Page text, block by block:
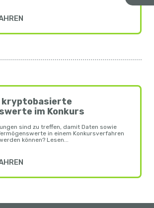
kryptobasierte
im Konkurs
sind zu treffen, damit Daten sowie
in einem Konkursverfahren
können? Lesen...